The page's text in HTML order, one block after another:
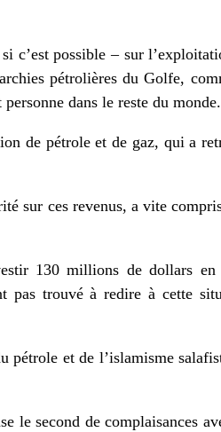
c’est possible – sur
pétrolières du Golfe,
dans le reste du monde.
de pétrole et de gaz, qui a
sur ces revenus, a vite
130 millions de dollars en
pas trouvé à redire à cette
pétrole et de l’islamisme
le second de complaisances